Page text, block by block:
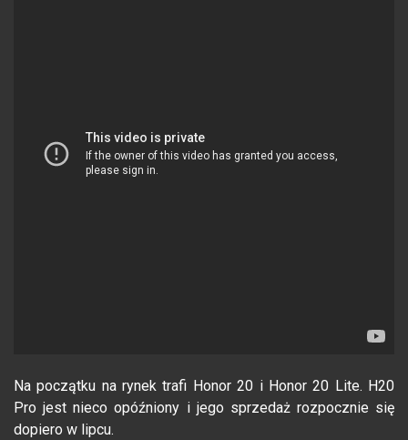
Na początku na rynek trafi Honor 20 i Honor 20 Lite. H20
Pro jest nieco opóźniony i jego sprzedaż rozpocznie się
dopiero w lipcu.